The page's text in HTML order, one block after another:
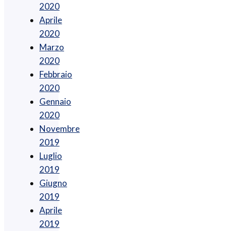
2020
Aprile
2020
Marzo
2020
Febbraio
2020
Gennaio
2020
Novembre
2019
Luglio
2019
Giugno
2019
Aprile
2019